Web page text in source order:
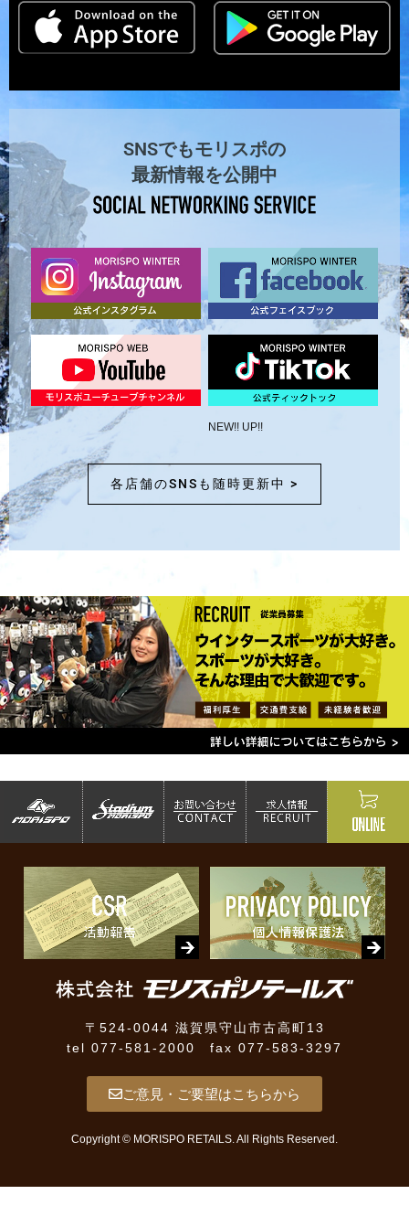
SNSでもモリスポの
最新情報を公開中
NEW!! UP!!
各店舗のSNSも随時更新中 >
〒524-0044 滋賀県守山市古高町13
tel 077-581-2000 fax 077-583-3297
ご意見・ご要望はこちらから
Copyright © MORISPO RETAILS. All Rights Reserved.